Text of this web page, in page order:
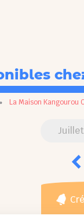
La Maison Kangourou
Juillet